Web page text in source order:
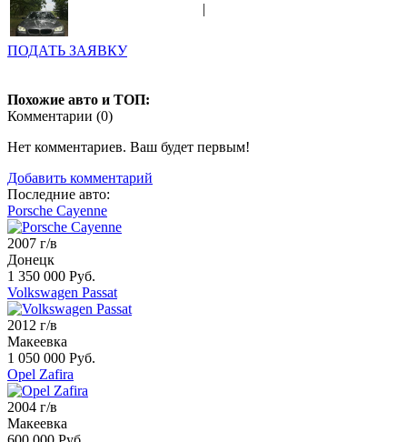
|
ПОДАТЬ ЗАЯВКУ
Похожие авто и ТОП:
Комментарии (0)
Нет комментариев. Ваш будет первым!
Добавить комментарий
Последние авто:
Porsche Cayenne
2007 г/в
Донецк
1 350 000 Руб.
Volkswagen Passat
2012 г/в
Макеевка
1 050 000 Руб.
Opel Zafira
2004 г/в
Макеевка